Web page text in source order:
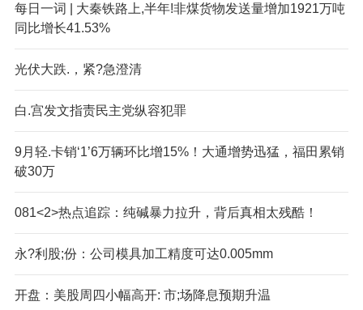
每日一词 | 大秦铁路上,半年!非煤货物发送量增加1921万吨
同比增长41.53%
光伏大跌.，紧?急澄清
白.宫发文指责民主党纵容犯罪
9月轻.卡销‘1’6万辆环比增15%！大通增势迅猛，福田累销
破30万
081<2>热点追踪：纯碱暴力拉升，背后真相太残酷！
永?利股;份：公司模具加工精度可达0.005mm
开盘：美股周四小幅高开: 市;场降息预期升温